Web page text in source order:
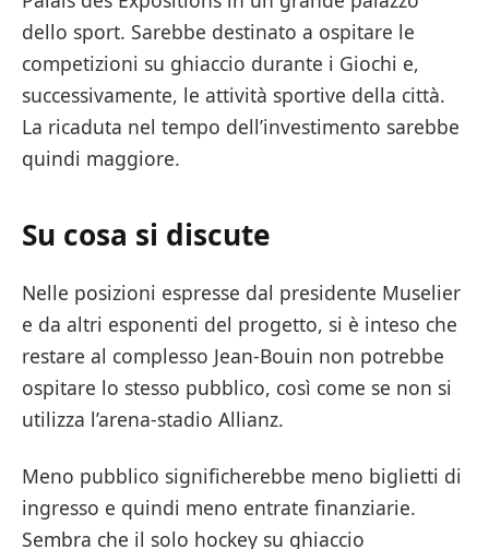
dello sport. Sarebbe destinato a ospitare le
competizioni su ghiaccio durante i Giochi e,
successivamente, le attività sportive della città.
La ricaduta nel tempo dell’investimento sarebbe
quindi maggiore.
Su cosa si discute
Nelle posizioni espresse dal presidente Muselier
e da altri esponenti del progetto, si è inteso che
restare al complesso Jean-Bouin non potrebbe
ospitare lo stesso pubblico, così come se non si
utilizza l’arena-stadio Allianz.
Meno pubblico significherebbe meno biglietti di
ingresso e quindi meno entrate finanziarie.
Sembra che il solo hockey su ghiaccio